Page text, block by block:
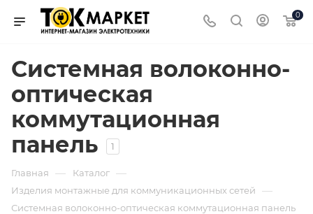
0
Системная волоконно-
оптическая
коммутационная
панель
1
Главная — Каталог —
Изделия монтажные для коммуникационных сетей —
Системная волоконно-оптическая коммутационная панель